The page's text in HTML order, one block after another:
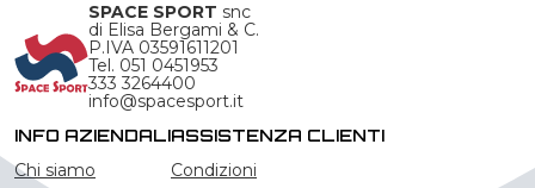
SPACE SPORT snc
di Elisa Bergami & C.
P.IVA 03591611201
Tel. 051 0451953
333 3264400
info@spacesport.it
INFO AZIENDALI
Chi siamo
ASSISTENZA CLIENTI
Condizioni